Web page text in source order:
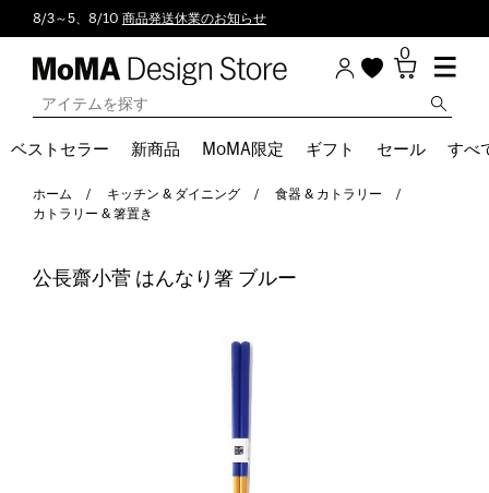
8/3～5、8/10 商品発送休業のお知らせ
0
ベストセラー 新商品 MoMA限定 ギフト セール すべ
ホーム キッチン & ダイニング
食器 & カトラリー
カトラリー & 箸置き
公長齋小菅 はんなり箸 ブルー